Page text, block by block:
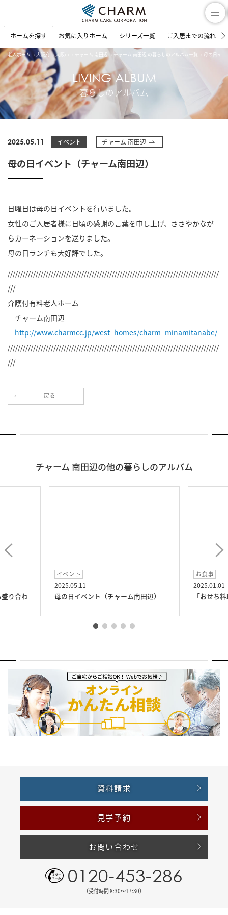
ホームを探す お気に入りホーム シリーズ一覧 ご入居までの流れ
老人ホーム 大阪府 大阪市 チャーム 南田辺 チャーム 南田辺 の暮らしのアルバム一覧 母の日イ
LIVING ALBUM
暮らしのアルバム
2025.05.11 イベント チャーム 南田辺
母の日イベント（チャーム南田辺）
日曜日は母の日イベントを行いました。
女性のご入居者様に日頃の感謝の言葉を申し上げ、ささやかなが
らカーネーションを送りました。
母の日ランチも大好評でした。
///////////////////////////////////////////////////////////////////////////////////
///
介護付有料老人ホーム
チャーム南田辺
http://www.charmcc.jp/west_homes/charm_minamitanabe/
///////////////////////////////////////////////////////////////////////////////////
///
戻る
チャーム 南田辺の他の暮らしのアルバム
り合わ
イベント
2025.05.11
母の日イベント（チャーム南田辺）
お食事
2025.01.01
「おせち
資料請求
見学予約
お問い合わせ
0120-453-286
（受付時間 8:30〜17:30）